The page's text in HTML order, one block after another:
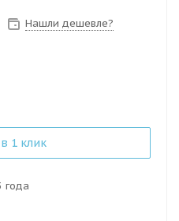
Нашли дешевле?
1 клик
года